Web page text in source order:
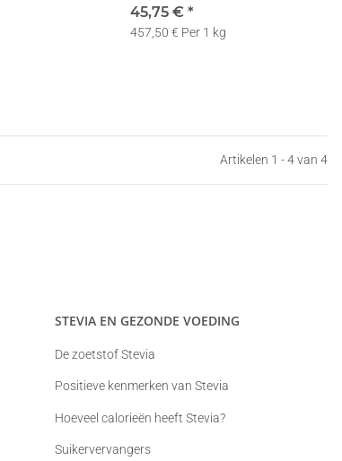
45,75 € *
457,50 € Per 1 kg
Artikelen 1 - 4 van 4
STEVIA EN GEZONDE VOEDING
De zoetstof Stevia
Positieve kenmerken van Stevia
Hoeveel calorieën heeft Stevia?
Suikervervangers